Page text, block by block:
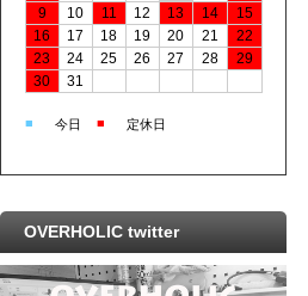
9
10 11 12 13 14
15
16
17 18 19 20 21
22
23
24 25 26 27 28
29
30
31
■ 今日 ■ 定休日
OVERHOLIC twitter